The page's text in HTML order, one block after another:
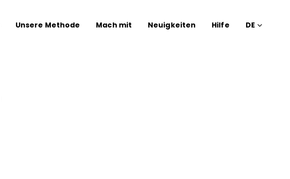
Unsere Methode Mach mit Neuigkeiten Hilfe DE